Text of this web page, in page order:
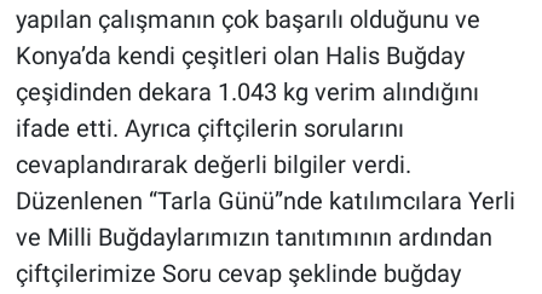
yapılan çalışmanın çok başarılı olduğunu ve
Konya’da kendi çeşitleri olan Halis Buğday
çeşidinden dekara 1.043 kg verim alındığını
ifade etti. Ayrıca çiftçilerin sorularını
cevaplandırarak değerli bilgiler verdi.
Düzenlenen “Tarla Günü”nde katılımcılara Yerli
ve Milli Buğdaylarımızın tanıtımının ardından
çiftçilerimize Soru cevap şeklinde buğday